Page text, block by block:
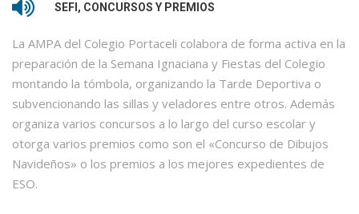
SEFI, CONCURSOS Y PREMIOS
La AMPA del Colegio Portaceli colabora de forma activa en la
preparación de la Semana Ignaciana y Fiestas del Colegio
montando la tómbola, organizando la Tarde Deportiva o
subvencionando las sillas y veladores entre otros. Además
organiza varios concursos a lo largo del curso escolar y
otorga varios premios como son el «Concurso de Dibujos
Navideños» o los premios a los mejores expedientes de
ESO.